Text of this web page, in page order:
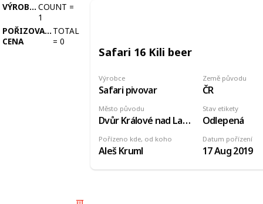
VÝROBCE COUNT =
1
POŘIZOVACÍ
CENA
TOTAL
= 0
Safari 16 Kili beer
Výrobce
Safari pivovar
Země původu
ČR
Pořízeno kde, od koho
Aleš Kruml
Stav etikety
Odlepená
Datum pořízení
17 Aug 2019
Město původu
Dvůr Králové nad Labem